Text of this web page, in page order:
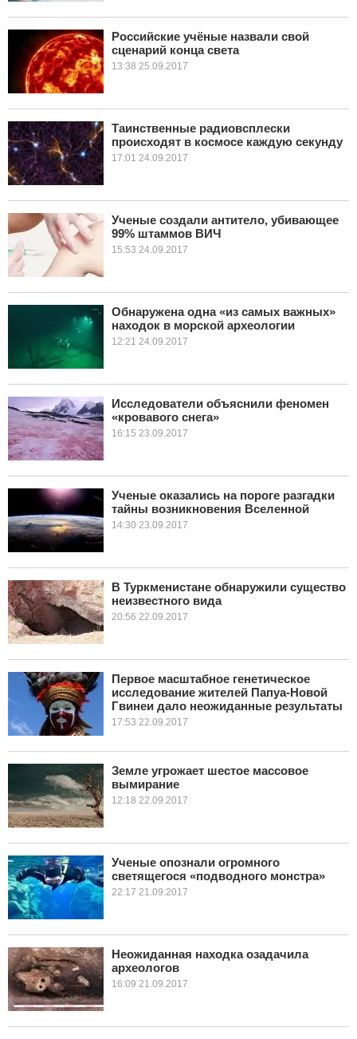
Российские учёные назвали свой
сценарий конца света
13:38 25.09.2017
Таинственные радиовсплески
происходят в космосе каждую секунду
17:01 24.09.2017
Ученые создали антитело, убивающее
99% штаммов ВИЧ
15:53 24.09.2017
Обнаружена одна «из самых важных»
находок в морской археологии
12:21 24.09.2017
Исследователи объяснили феномен
«кровавого снега»
16:15 23.09.2017
Ученые оказались на пороге разгадки
тайны возникновения Вселенной
14:30 23.09.2017
В Туркменистане обнаружили существо
неизвестного вида
20:56 22.09.2017
Первое масштабное генетическое
исследование жителей Папуа-Новой
Гвинеи дало неожиданные результаты
17:53 22.09.2017
Земле угрожает шестое массовое
вымирание
12:18 22.09.2017
Ученые опознали огромного
светящегося «подводного монстра»
22:17 21.09.2017
Неожиданная находка озадачила
археологов
16:09 21.09.2017